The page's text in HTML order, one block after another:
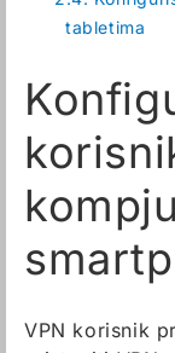
tabletima
VPN korisnik